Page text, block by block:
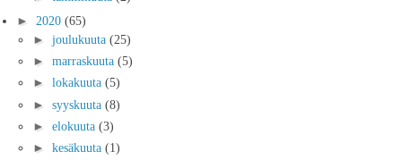
► 2020 (65)
► joulukuuta (25)
► marraskuuta (5)
► lokakuuta (5)
► syyskuuta (8)
► elokuuta (3)
► kesäkuuta (1)